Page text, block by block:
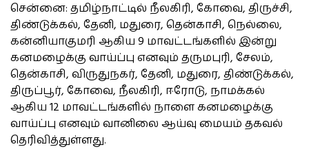
சென்னை: தமிழ்நாட்டில் நீலகிரி, கோவை, திருச்சி,
திண்டுக்கல், தேனி, மதுரை, தென்காசி, நெல்லை,
கன்னியாகுமரி ஆகிய 9 மாவட்டங்களில் இன்று
கனமழைக்கு வாய்ப்பு எனவும் தருமபுரி, சேலம்,
தென்காசி, விருதுநகர், தேனி, மதுரை, திண்டுக்கல்,
திருப்பூர், கோவை, நீலகிரி, ஈரோடு, நாமக்கல்
ஆகிய 12 மாவட்டங்களில் நாளை கனமழைக்கு
வாய்ப்பு எனவும் வானிலை ஆய்வு மையம் தகவல்
தெரிவித்துள்ளது.